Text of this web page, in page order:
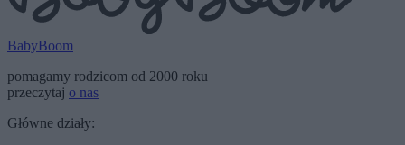
BabyBoom
pomagamy rodzicom od 2000 roku
przeczytaj o nas
Główne działy: